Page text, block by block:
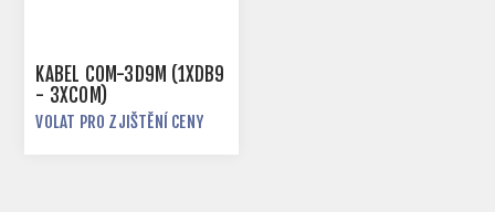
KABEL COM-3D9M (1XDB9
- 3XCOM)
VOLAT PRO ZJIŠTĚNÍ CENY